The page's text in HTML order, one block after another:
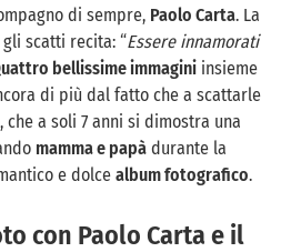
di sempre, Paolo Carta. La
scatti recita: “Essere innamorati
bellissime immagini insieme
di più dal fatto che a scattarle
, che a soli 7 anni si dimostra una
mamma e papà durante la
e dolce album fotografico.
con Paolo Carta e il